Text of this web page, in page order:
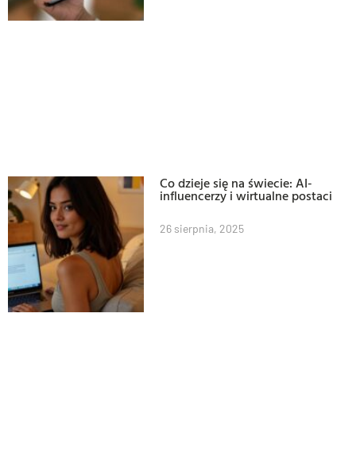
Co dzieje się na świecie: AI-
influencerzy i wirtualne postaci
26 sierpnia, 2025